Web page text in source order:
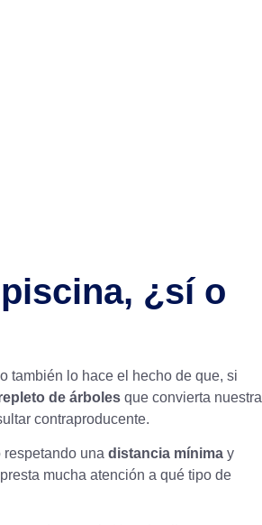
¿sí o
también lo hace el hecho de que, si
de árboles que convierta nuestra
contraproducente.
respetando una distancia mínima y
mucha atención a qué tipo de